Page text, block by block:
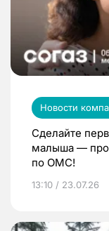
Новости
Сделайте
малыша —
по ОМС!
13:10 / 23.07.26